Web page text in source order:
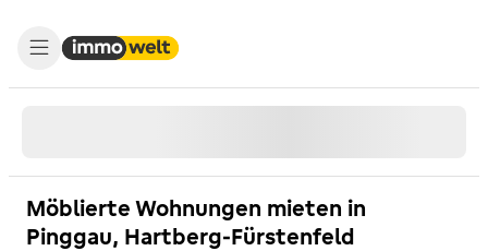
Möblierte Wohnungen mieten in
Pinggau, Hartberg-Fürstenfeld